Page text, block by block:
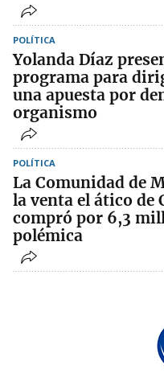
POLÍTICA
Yolanda Díaz
programa para
una apuesta por
organismo
POLÍTICA
La Comunidad de
la venta el ático de
compró por 6,3
polémica